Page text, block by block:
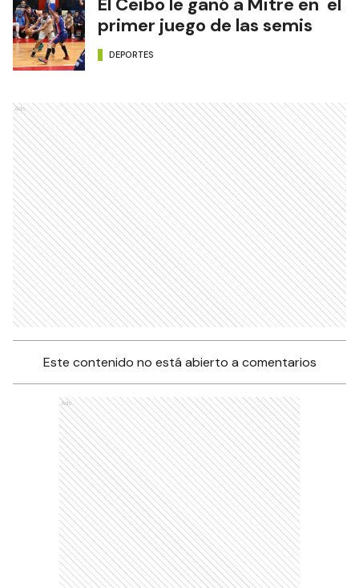
primer juego de las semis
DEPORTES
Ads
Este contenido no está abierto a comentarios
Ads